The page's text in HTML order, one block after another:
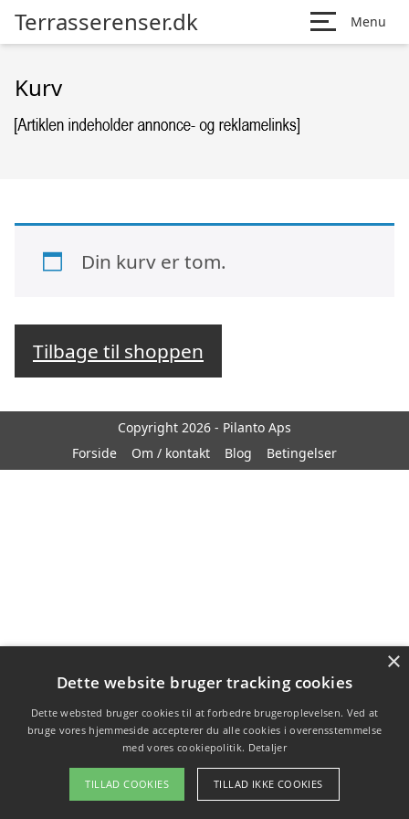
Terrasserenser.dk Menu
Kurv
Din kurv er tom.
Tilbage til shoppen
Copyright 2026 - Pilanto Aps
Forside
Om / kontakt Blog Betingelser
×
Dette website bruger tracking cookies
Dette websted bruger cookies til at forbedre brugeroplevelsen. Ved at
bruge vores hjemmeside accepterer du alle cookies i overensstemmelse
med vores cookiepolitik. Detaljer
TILLAD COOKIES TILLAD IKKE COOKIES